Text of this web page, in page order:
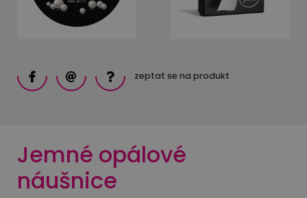
zeptat se na produkt
Jemné opálové
náušnice